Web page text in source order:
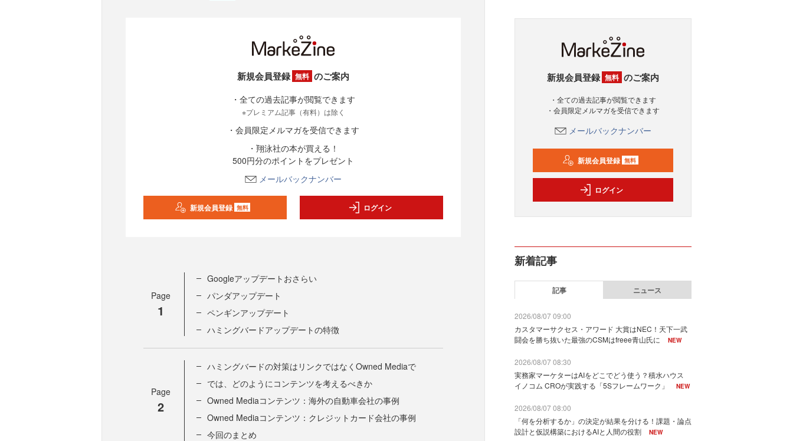
新規会員登録 無料 のご案内
・全ての過去記事が閲覧できます
※プレミアム記事（有料）は除く
・会員限定メルマガを受信できます
・翔泳社の本が買える！
500円分のポイントをプレゼント
メールバックナンバー
新規会員登録 無料 ログイン
Page
1
Googleアップデートおさらい
パンダアップデート
ペンギンアップデート
ハミングバードアップデートの特徴
Page
2
ハミングバードの対策はリンクではなくOwned Mediaで
では、どのようにコンテンツを考えるべきか
Owned Mediaコンテンツ：海外の自動車会社の事例
Owned Mediaコンテンツ：クレジットカード会社の事例
今回のまとめ
新規会員登録 無料 のご案内
・全ての過去記事が閲覧できます
・会員限定メルマガを受信できます
メールバックナンバー
新規会員登録 無料
ログイン
新着記事
記事 ニュース
2026/08/07 09:00
カスタマーサクセス・アワード 大賞はNEC！天下一武
闘会を勝ち抜いた最強のCSMはfreee青山氏に
NEW
2026/08/07 08:30
実務家マーケターはAIをどこでどう使う？積水ハウス
イノコム CROが実践する「5Sフレームワーク」
NEW
2026/08/07 08:00
「何を分析するか」の決定が結果を分ける！課題・論点
設計と仮説構築におけるAIと人間の役割
NEW